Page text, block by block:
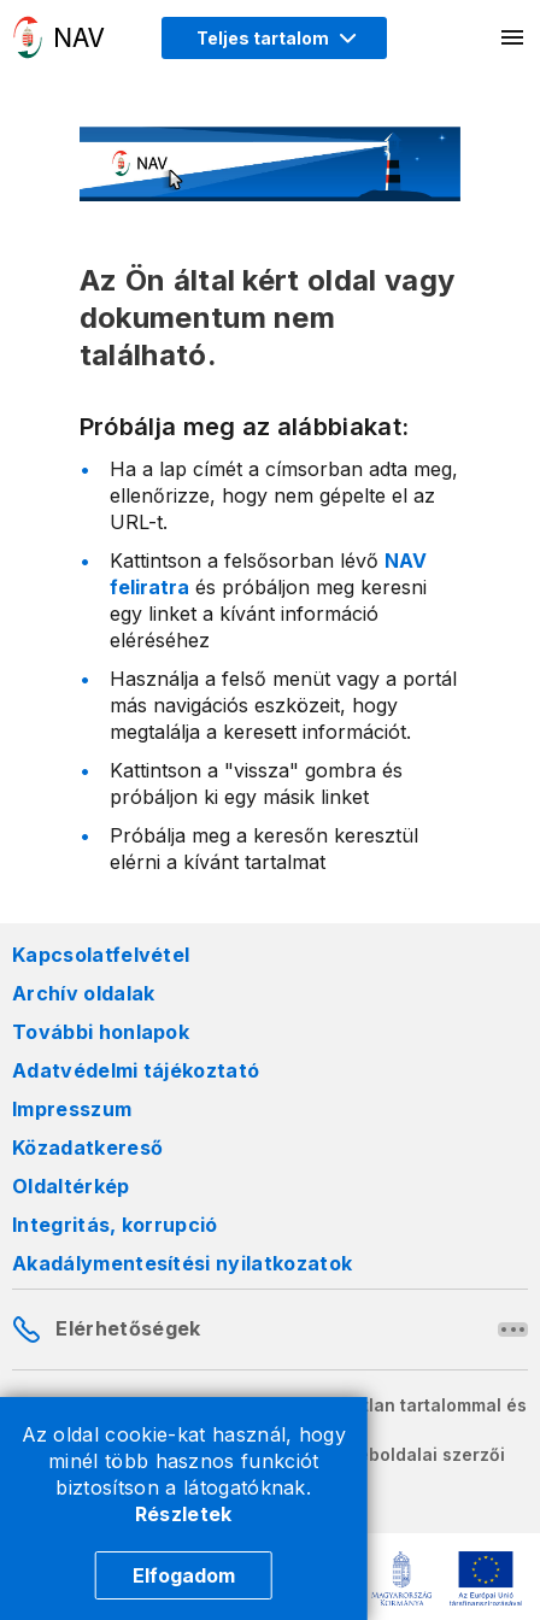
Az oldal cookie-kat használ, hogy
minél több hasznos funkciót
biztosítson a látogatóknak.
Részletek
Elfogadom
Teljes tartalom
Az Ön által kért oldal vagy
dokumentum nem
található.
Próbálja meg az alábbiakat:
Ha a lap címét a címsorban adta meg,
ellenőrizze, hogy nem gépelte el az
URL-t.
Kattintson a felsősorban lévő NAV
feliratra és próbáljon meg keresni
egy linket a kívánt információ
eléréséhez
Használja a felső menüt vagy a portál
más navigációs eszközeit, hogy
megtalálja a keresett információt.
Kattintson a "vissza" gombra és
próbáljon ki egy másik linket
Próbálja meg a keresőn keresztül
elérni a kívánt tartalmat
Kapcsolatfelvétel
Archív oldalak
További honlapok
Adatvédelmi tájékoztató
Impresszum
Közadatkereső
Oldaltérkép
Integritás, korrupció
Akadálymentesítési nyilatkozatok
Elérhetőségek
A honlapon szereplő információk változatlan tartalommal és
formában szabadon terjeszthetők.
2026 © A Nemzeti Adó- és Vámhivatal weboldalai szerzői
jogvédelem alatt állnak.